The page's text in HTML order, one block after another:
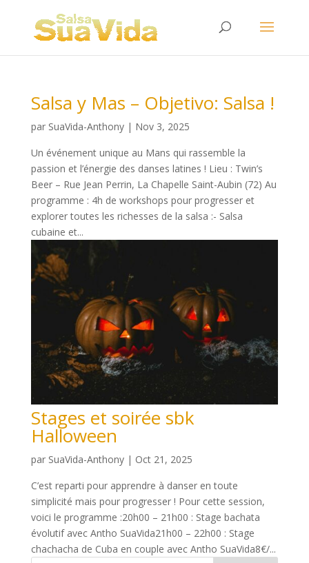
Salsa y Mas – Objetivo: Salsa !
par SuaVida-Anthony| Nov 3, 2025
Un événement unique au Mans qui rassemble la
passion et l’énergie des danses latines ! Lieu : Twin’s
Beer – Rue Jean Perrin, La Chapelle Saint-Aubin (72) Au
programme : 4h de workshops pour progresser et
explorer toutes les richesses de la salsa :- Salsa
cubaine et...
Stages et soirée sbk
Halloween
par SuaVida-Anthony| Oct 21, 2025
C’est reparti pour apprendre à danser en toute
simplicité mais pour progresser ! Pour cette session,
voici le programme :20h00 – 21h00 : Stage bachata
évolutif avec Antho SuaVida21h00 – 22h00 : Stage
chachacha de Cuba en couple avec Antho SuaVida8€/...